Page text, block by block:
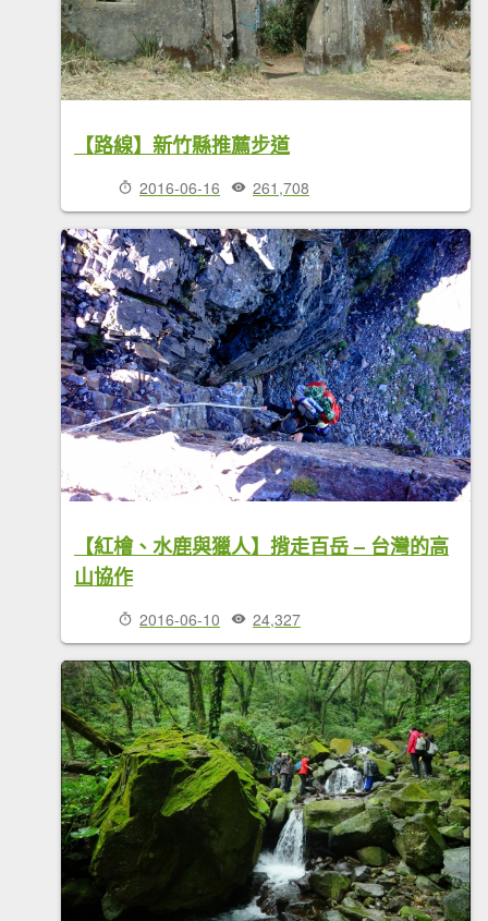
【路線】新竹縣推薦步道
2016-06-16 261,708
【紅檜、水鹿與獵人】揹走百岳 – 台灣的高
山協作
2016-06-10 24,327